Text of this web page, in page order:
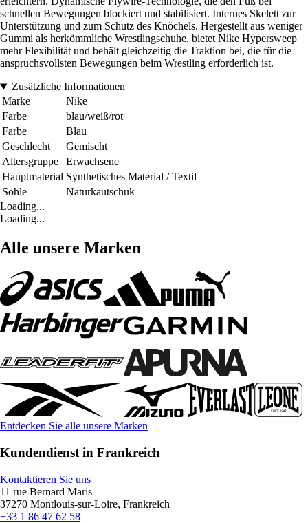
schnellen Bewegungen blockiert und stabilisiert. Internes Skelett zur
Unterstützung und zum Schutz des Knöchels. Hergestellt aus weniger
Gummi als herkömmliche Wrestlingschuhe, bietet Nike Hypersweep
mehr Flexibilität und behält gleichzeitig die Traktion bei, die für die
anspruchsvollsten Bewegungen beim Wrestling erforderlich ist.
Zusätzliche Informationen
Marke
Nike
Farbe
blau/weiß/rot
Farbe
Blau
Geschlecht
Gemischt
Altersgruppe
Erwachsene
Hauptmaterial Synthetisches Material / Textil
Sohle
Naturkautschuk
Loading...
Loading...
Alle unsere Marken
Entdecken Sie alle unsere Marken
Kundendienst in Frankreich
Kontaktieren Sie uns
11 rue Bernard Maris
37270 Montlouis-sur-Loire, Frankreich
+33 1 86 47 62 58